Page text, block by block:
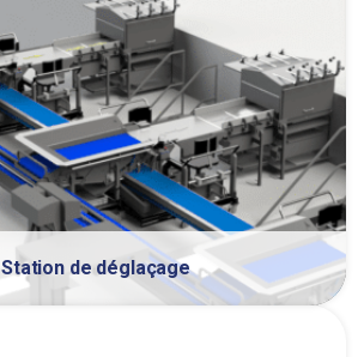
Station de déglaçage